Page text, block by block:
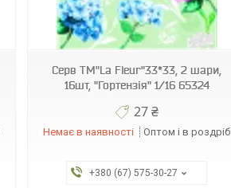
Серв ТМ"La Fleur"33*33, 2 шари,
16шт, "Гортензія" 1/16 65324
27 ₴
Немає в наявності Оптом і в роздріб
+380 (67) 575-30-27
4820164962558